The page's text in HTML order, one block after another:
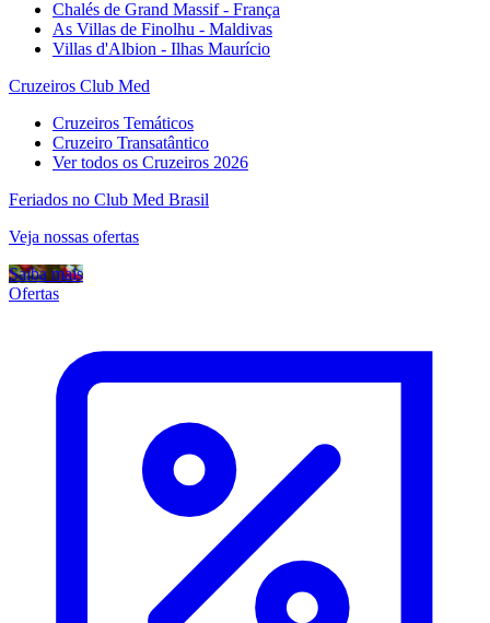
Chalés de Grand Massif - França
As Villas de Finolhu - Maldivas
Villas d'Albion - Ilhas Maurício
Cruzeiros Club Med
Cruzeiros Temáticos
Cruzeiro Transatântico
Ver todos os Cruzeiros 2026
Feriados no Club Med Brasil
Veja nossas ofertas
Saiba mais
Ofertas